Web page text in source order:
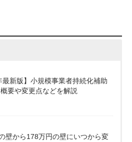
最新版】小規模事業者持続化補助
要や変更点などを解説
壁から178万円の壁にいつから変